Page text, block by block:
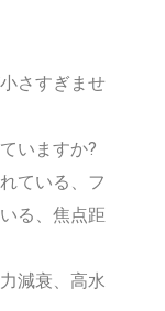
さすぎませ
いますか?
ている、フ
る、焦点距
減衰、高水